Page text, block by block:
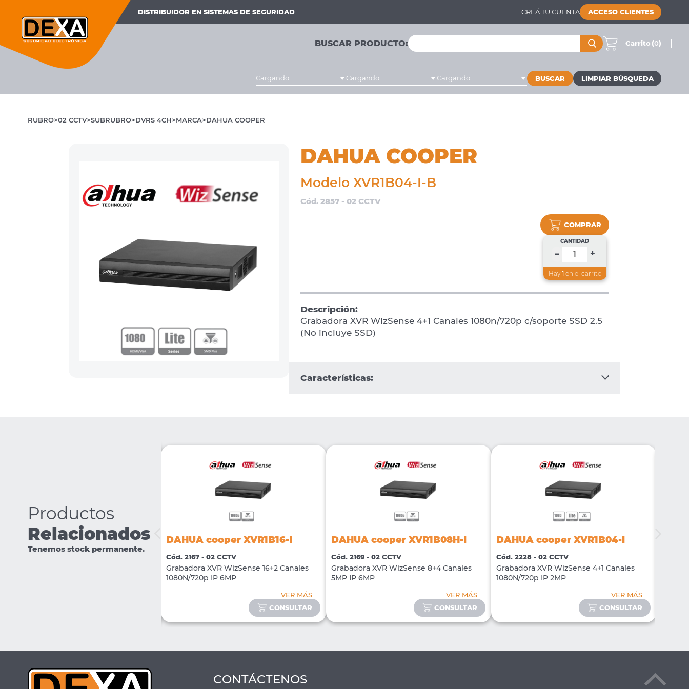
DISTRIBUIDOR EN SISTEMAS DE SEGURIDAD CREÁ TU CUENTA ACCESO CLIENTES
BUSCAR PRODUCTO: Carrito (0)
Cargando... Cargando... Cargando... BUSCAR
RUBRO 02 CCTV SUBRUBRO DVRS 4CH MARCA DAHUA COOPER
DAHUA COOPER
Modelo XVR1B04-I-B
Cód. 2857 - 02 CCTV
COMPRAR
CANTIDAD
– +
Hay 1en el carrito
Descripción:
Grabadora XVR WizSense 4+1 Canales 1080n/720p c/soporte SSD 2.5
(No incluye SSD)
Características:
Productos
Relacionados
Tenemos stock permanente.
DAHUA cooper XVR1B08-I-T
Cód. 3632 - 02 CCTV
DAHUA cooper XVR1B16-I
Cód. 2167 - 02 CCTV
Grabadora XVR WizSense 16+2 Canales
1080N/720p IP 6MP
VER MÁS
CONSULTAR
DAHUA cooper XVR1B08H-I
Cód. 2169 - 02 CCTV
Grabadora XVR WizSense 8+4 Canales
5MP IP 6MP
VER MÁS
CONSULTAR
DAHUA cooper XVR1B04-I
Cód. 2228 - 02 CCTV
Grabadora XVR WizSense 4+1 Canales
1080N/720p IP 2MP
VER MÁS
CONSULTAR
CONTÁCTENOS